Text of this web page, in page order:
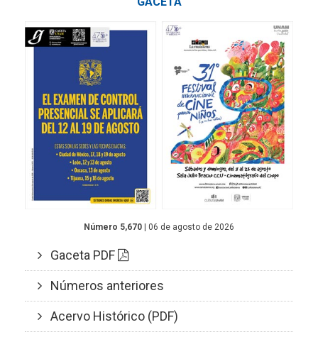
Número 5,670 | 06 de agosto de 2026
Gaceta PDF
Números anteriores
Acervo Histórico (PDF)